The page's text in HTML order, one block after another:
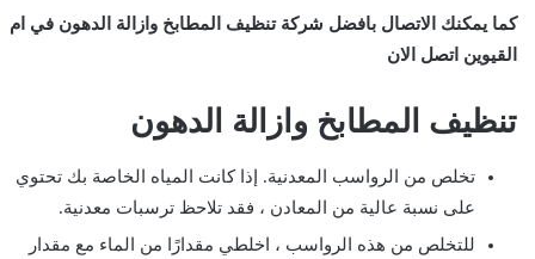
كما يمكنك الاتصال بافضل شركة تنظيف المطابخ وازالة الدهون في ام
القيوين اتصل الان
تنظيف المطابخ وازالة الدهون
تخلص من الرواسب المعدنية. إذا كانت المياه الخاصة بك تحتوي
على نسبة عالية من المعادن ، فقد تلاحظ ترسبات معدنية.
للتخلص من هذه الرواسب ، اخلطي مقدارًا من الماء مع مقدار